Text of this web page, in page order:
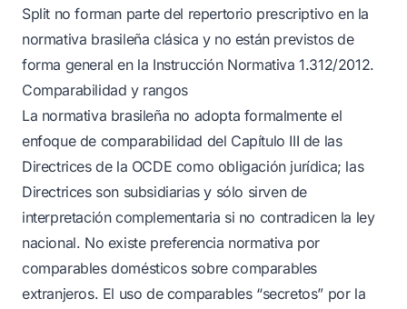
Split no forman parte del repertorio prescriptivo en la
normativa brasileña clásica y no están previstos de
forma general en la Instrucción Normativa 1.312/2012.
Comparabilidad y rangos
La normativa brasileña no adopta formalmente el
enfoque de comparabilidad del Capítulo III de las
Directrices de la OCDE como obligación jurídica; las
Directrices son subsidiarias y sólo sirven de
interpretación complementaria si no contradicen la ley
nacional. No existe preferencia normativa por
comparables domésticos sobre comparables
extranjeros. El uso de comparables “secretos” por la